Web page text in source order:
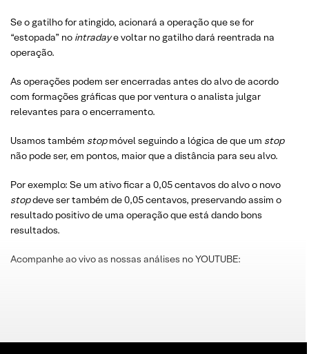
Se o gatilho for atingido, acionará a operação que se for
“estopada” no intradaye voltar no gatilho dará reentrada na
operação.
As operações podem ser encerradas antes do alvo de acordo
com formações gráficas que por ventura o analista julgar
relevantes para o encerramento.
Usamos também stopmóvel seguindo a lógica de que um stop
não pode ser, em pontos, maior que a distância para seu alvo.
Por exemplo: Se um ativo ficar a 0,05 centavos do alvo o novo
stopdeve ser também de 0,05 centavos, preservando assim o
resultado positivo de uma operação que está dando bons
resultados.
Acompanhe ao vivo as nossas análises no YOUTUBE: